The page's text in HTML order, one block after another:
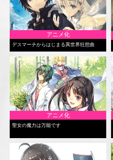
アニメ化
デスマーチからはじまる異世界狂想曲
アニメ化
聖女の魔力は万能です